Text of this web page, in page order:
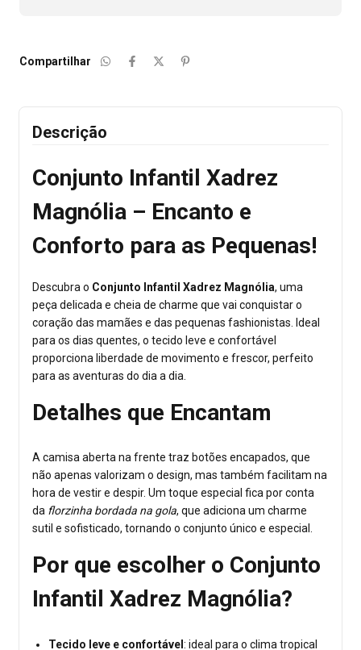
Compartilhar
Descrição
Conjunto Infantil Xadrez
Magnólia – Encanto e
Conforto para as Pequenas!
Descubra o Conjunto Infantil Xadrez Magnólia, uma
peça delicada e cheia de charme que vai conquistar o
coração das mamães e das pequenas fashionistas. Ideal
para os dias quentes, o tecido leve e confortável
proporciona liberdade de movimento e frescor, perfeito
para as aventuras do dia a dia.
Detalhes que Encantam
A camisa aberta na frente traz botões encapados, que
não apenas valorizam o design, mas também facilitam na
hora de vestir e despir. Um toque especial fica por conta
da florzinha bordada na gola, que adiciona um charme
sutil e sofisticado, tornando o conjunto único e especial.
Por que escolher o Conjunto
Infantil Xadrez Magnólia?
Tecido leve e confortável : ideal para o clima tropical